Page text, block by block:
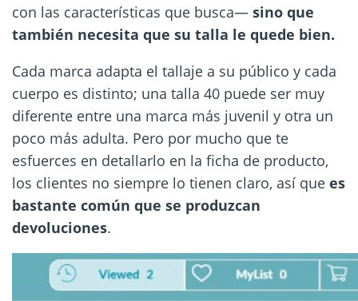
con las características que busca— sino que
también necesita que su talla le quede bien.
Cada marca adapta el tallaje a su público y cada
cuerpo es distinto; una talla 40 puede ser muy
diferente entre una marca más juvenil y otra un
poco más adulta. Pero por mucho que te
esfuerces en detallarlo en la ficha de producto,
los clientes no siempre lo tienen claro, así que es
bastante común que se produzcan
devoluciones.